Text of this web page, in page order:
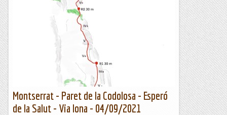
Montserrat - Paret de la Codolosa - Esperó
de la Salut - Via Iona - 04/09/2021